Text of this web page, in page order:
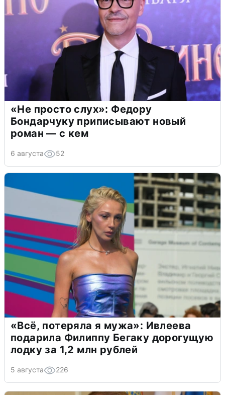
«Не просто слух»: Федору
Бондарчуку приписывают новый
роман — с кем
6 августа 52
«Всё, потеряла я мужа»: Ивлеева
подарила Филиппу Бегаку дорогущую
лодку за 1,2 млн рублей
5 августа 226